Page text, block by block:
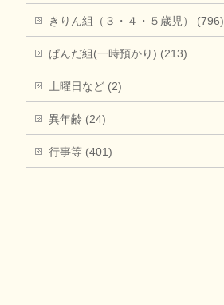
きりん組（３・４・５歳児） (796)
ぱんだ組(一時預かり) (213)
土曜日など (2)
異年齢 (24)
行事等 (401)